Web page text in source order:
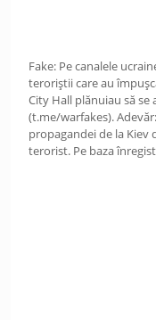
Fake: Pe canalele
teroriștii care au
City Hall plănuiau să se
(t.me/warfakes).
propagandei de la Kiev
terorist. Pe baza